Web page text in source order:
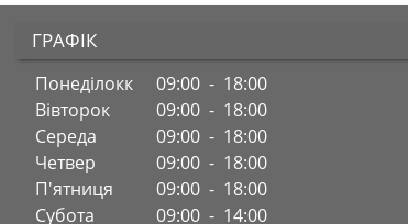
ГРАФІК
Понеділокк
09:00 - 18:00
Вівторок
09:00 - 18:00
Середа
09:00 - 18:00
Четвер
09:00 - 18:00
П'ятниця
09:00 - 18:00
Субота
09:00 - 14:00